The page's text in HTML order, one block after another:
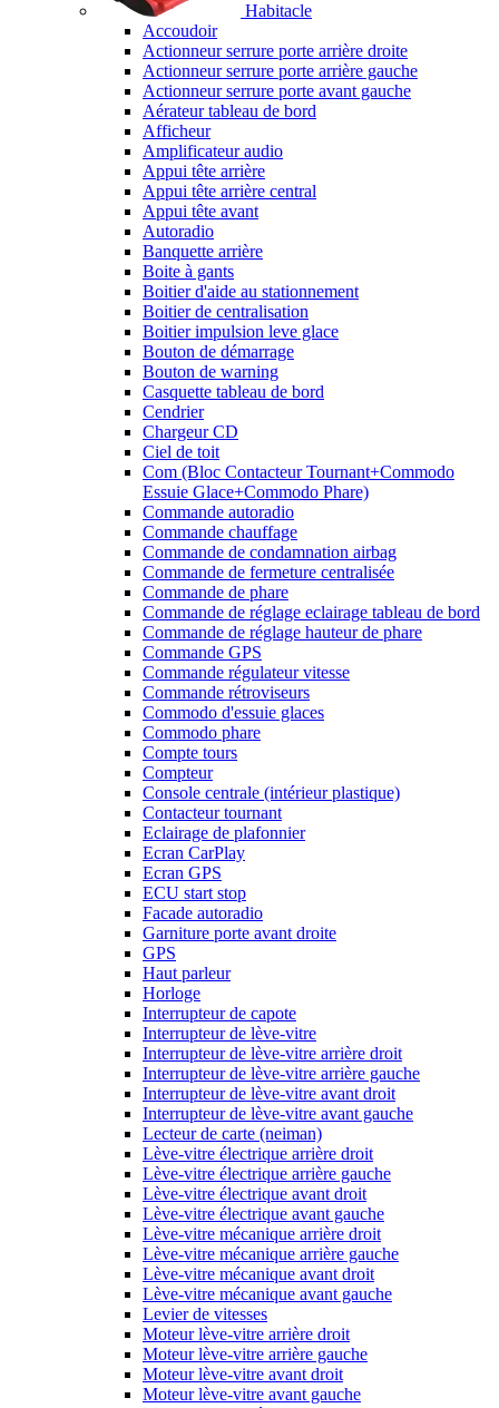
Habitacle
Accoudoir
Actionneur serrure porte arrière droite
Actionneur serrure porte arrière gauche
Actionneur serrure porte avant gauche
Aérateur tableau de bord
Afficheur
Amplificateur audio
Appui tête arrière
Appui tête arrière central
Appui tête avant
Autoradio
Banquette arrière
Boite à gants
Boitier d'aide au stationnement
Boitier de centralisation
Boitier impulsion leve glace
Bouton de démarrage
Bouton de warning
Casquette tableau de bord
Cendrier
Chargeur CD
Ciel de toit
Com (Bloc Contacteur Tournant+Commodo
Essuie Glace+Commodo Phare)
Commande autoradio
Commande chauffage
Commande de condamnation airbag
Commande de fermeture centralisée
Commande de phare
Commande de réglage eclairage tableau de bord
Commande de réglage hauteur de phare
Commande GPS
Commande régulateur vitesse
Commande rétroviseurs
Commodo d'essuie glaces
Commodo phare
Compte tours
Compteur
Console centrale (intérieur plastique)
Contacteur tournant
Eclairage de plafonnier
Ecran CarPlay
Ecran GPS
ECU start stop
Facade autoradio
Garniture porte avant droite
GPS
Haut parleur
Horloge
Interrupteur de capote
Interrupteur de lève-vitre
Interrupteur de lève-vitre arrière droit
Interrupteur de lève-vitre arrière gauche
Interrupteur de lève-vitre avant droit
Interrupteur de lève-vitre avant gauche
Lecteur de carte (neiman)
Lève-vitre électrique arrière droit
Lève-vitre électrique arrière gauche
Lève-vitre électrique avant droit
Lève-vitre électrique avant gauche
Lève-vitre mécanique arrière droit
Lève-vitre mécanique arrière gauche
Lève-vitre mécanique avant droit
Lève-vitre mécanique avant gauche
Levier de vitesses
Moteur lève-vitre arrière droit
Moteur lève-vitre arrière gauche
Moteur lève-vitre avant droit
Moteur lève-vitre avant gauche